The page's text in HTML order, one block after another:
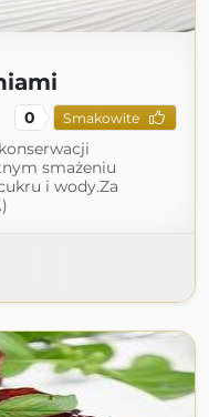
0 Smakowite
smażeniu
i wody.Za